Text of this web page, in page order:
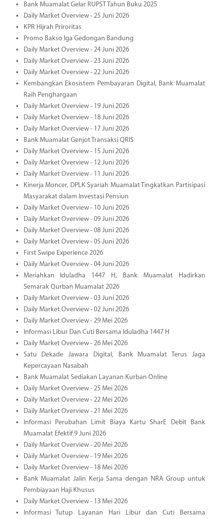
Bank Muamalat Gelar RUPST Tahun Buku 2025
Daily Market Overview - 25 Juni 2026
KPR Hijrah Priroritas
Promo Bakso Iga Gedongan Bandung
Daily Market Overview - 24 Juni 2026
Daily Market Overview - 23 Juni 2026
Daily Market Overview - 22 Juni 2026
Kembangkan Ekosistem Pembayaran Digital, Bank Muamalat
Raih Penghargaan
Daily Market Overview - 19 Juni 2026
Daily Market Overview - 18 Juni 2026
Daily Market Overview - 17 Juni 2026
Bank Muamalat Genjot Transaksi QRIS
Daily Market Overview - 15 Juni 2026
Daily Market Overview - 12 Juni 2026
Daily Market Overview - 11 Juni 2026
Kinerja Moncer, DPLK Syariah Muamalat Tingkatkan Partisipasi
Masyarakat dalam Investasi Pensiun
Daily Market Overview - 10 Juni 2026
Daily Market Overview - 09 Juni 2026
Daily Market Overview - 08 Juni 2026
Daily Market Overview - 05 Juni 2026
First Swipe Experience 2026
Daily Market Overview - 04 Juni 2026
Meriahkan Iduladha 1447 H, Bank Muamalat Hadirkan
Semarak Qurban Muamalat 2026
Daily Market Overview - 03 Juni 2026
Daily Market Overview - 02 Juni 2026
Daily Market Overview - 29 Mei 2026
Informasi Libur Dan Cuti Bersama Iduladha 1447 H
Daily Market Overview - 26 Mei 2026
Satu Dekade Jawara Digital, Bank Muamalat Terus Jaga
Kepercayaan Nasabah
Bank Muamalat Sediakan Layanan Kurban Online
Daily Market Overview - 25 Mei 2026
Daily Market Overview - 22 Mei 2026
Daily Market Overview - 21 Mei 2026
Informasi Perubahan Limit Biaya Kartu SharE Debit Bank
Muamalat Efektif 9 Juni 2026
Daily Market Overview - 20 Mei 2026
Daily Market Overview - 19 Mei 2026
Daily Market Overview - 18 Mei 2026
Bank Muamalat Jalin Kerja Sama dengan NRA Group untuk
Pembiayaan Haji Khusus
Daily Market Overview - 13 Mei 2026
Informasi Tutup Layanan Hari Libur dan Cuti Bersama